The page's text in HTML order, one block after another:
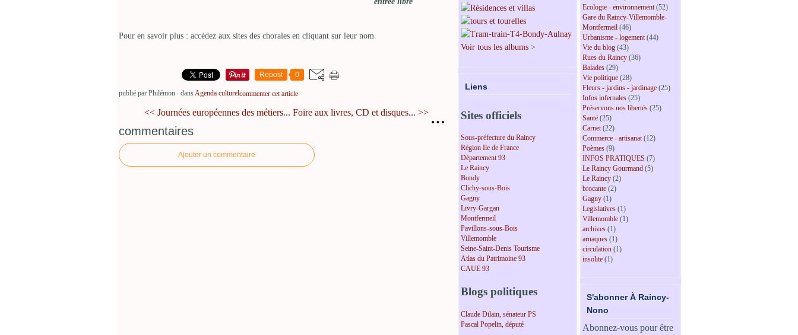
Pour en savoir plus : accédez aux sites des chorales en cliquant sur leur nom.
Repost 0
publié par Philémon- dans Agenda culturelcommenter cet article
…
<< Journées européennes des métiers... Foire aux livres, CD et disques... >>
commentaires
Ajouter un commentaire
Voir tous les albums >
Liens
Sites officiels
Sous-préfecture du Raincy
Région Ile de France
Département 93
Le Raincy
Bondy
Clichy-sous-Bois
Gagny
Livry-Gargan
Montfermeil
Pavillons-sous-Bois
Villemomble
Seine-Saint-Denis Tourisme
Atlas du Patrimoine 93
CAUE 93
Blogs politiques
Claude Dilain, sénateur PS
Pascal Popelin, député
Ecologie - environnement(52)
Gare du Raincy-Villemomble-
Montfermeil (46)
Urbanisme - logement(44)
Vie du blog (43)
Rues du Raincy (36)
Balades (29)
Vie politique (28)
Fleurs - jardins - jardinage (25)
Infos infernales (25)
Préservons nos libertés (25)
Santé (25)
Carnet(22)
Commerce - artisanat(12)
Poèmes (9)
INFOS PRATIQUES (7)
Le Raincy Gourmand (5)
Le Raincy (2)
brocante (2)
Gagny (1)
Legislatives (1)
Villemomble (1)
archives (1)
arnaques (1)
circulation (1)
insolite (1)
S'abonner À Raincy-
Nono
Abonnez-vous pour être